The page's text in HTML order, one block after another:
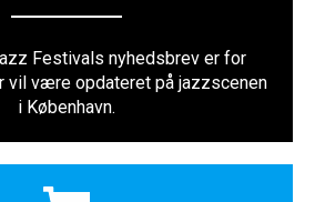
Festivals nyhedsbrev er for
vil være opdateret på jazzscenen
i København.